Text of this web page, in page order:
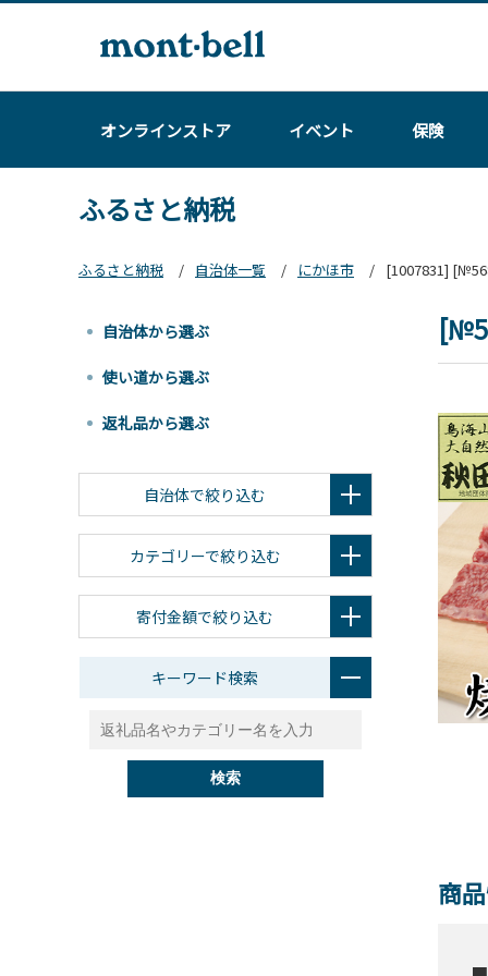
オンラインストア イベント 保険
ふるさと納税
ふるさと納税
自治体一覧 にかほ市 [1007831]
商
自治体から選ぶ
使い道から選ぶ
返礼品から選ぶ
自治体で絞り込む
カテゴリーで絞り込む
寄付金額で絞り込む
キーワード検索
検索